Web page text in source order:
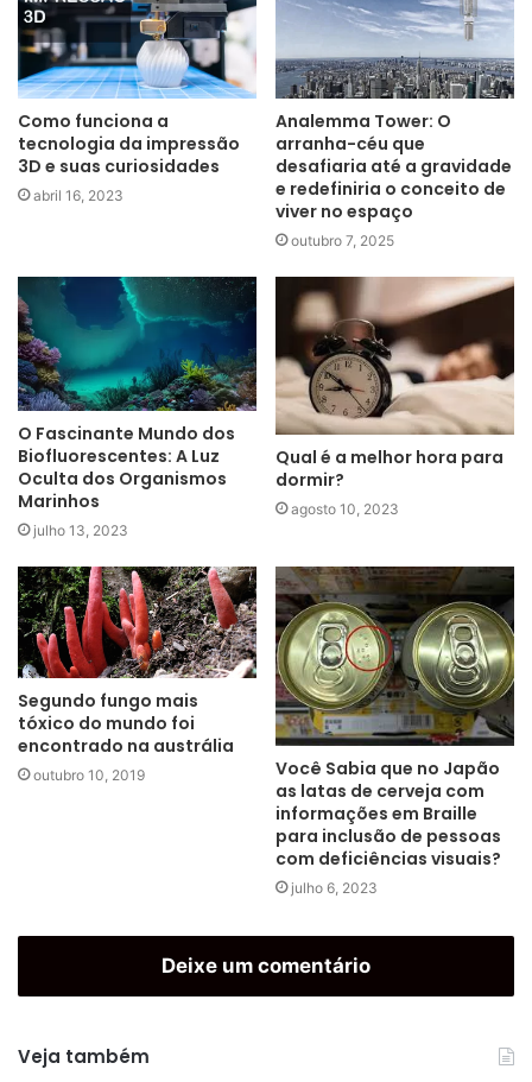
Como funciona a
tecnologia da impressão
3D e suas curiosidades
abril 16, 2023
Analemma Tower: O
arranha-céu que
desafiaria até a gravidade
e redefiniria o conceito de
viver no espaço
outubro 7, 2025
O Fascinante Mundo dos
Biofluorescentes: A Luz
Oculta dos Organismos
Marinhos
julho 13, 2023
Qual é a melhor hora para
dormir?
agosto 10, 2023
Segundo fungo mais
tóxico do mundo foi
encontrado na austrália
outubro 10, 2019
Você Sabia que no Japão
as latas de cerveja com
informações em Braille
para inclusão de pessoas
com deficiências visuais?
julho 6, 2023
Deixe um comentário
Veja também